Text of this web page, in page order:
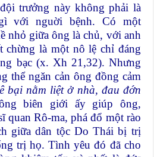
trưởng này không phải là
với nguời bệnh. Có một
nhỏ giữa ông là chủ, với anh
chừng là một nô lệ chỉ đáng
bạc (x. Xh 21,32). Nhưng
thể ngăn cản ông đồng cảm
bại nằm liệt ở nhà, đau đớn
biên giới ấy giúp ông,
quan Rô-ma, phá đổ một rào
giữa dân tộc Do Thái bị trị
trị họ. Tình yêu đó đã cho